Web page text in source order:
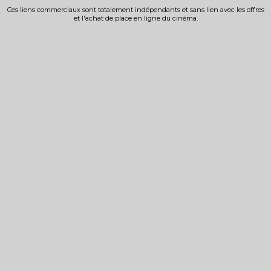
Ces liens commerciaux sont totalement indépendants et sans lien avec les offres
et l'achat de place en ligne du cinéma.